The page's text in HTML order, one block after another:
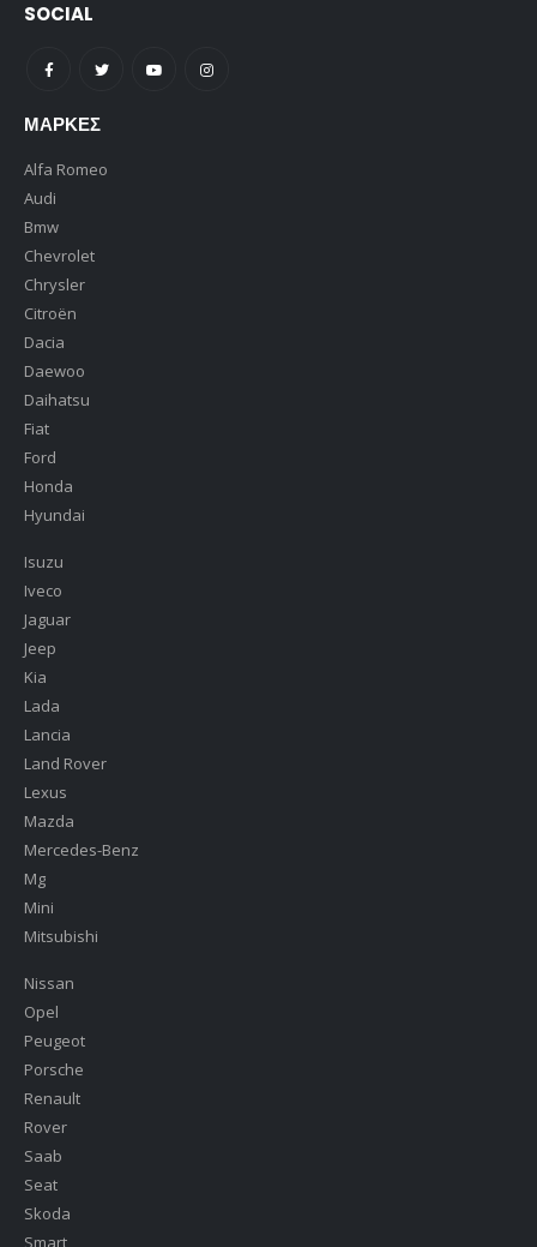
SOCIAL
ΜΆΡΚΕΣ
Alfa Romeo
Audi
Bmw
Chevrolet
Chrysler
Citroën
Dacia
Daewoo
Daihatsu
Fiat
Ford
Honda
Hyundai
Isuzu
Iveco
Jaguar
Jeep
Kia
Lada
Lancia
Land Rover
Lexus
Mazda
Mercedes-Benz
Mg
Mini
Mitsubishi
Nissan
Opel
Peugeot
Porsche
Renault
Rover
Saab
Seat
Skoda
Smart